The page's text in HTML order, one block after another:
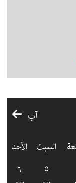
آب
السبت
الأحد
٥
٦